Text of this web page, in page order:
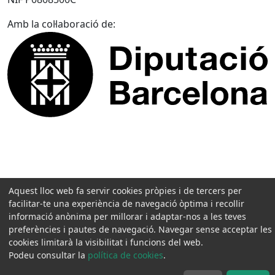
Amb la col·laboració de:
Aquest lloc web fa servir cookies pròpies i de tercers per
facilitar-te una experiència de navegació òptima i recollir
informació anònima per millorar i adaptar-nos a les teves
preferències i pautes de navegació. Navegar sense acceptar les
cookies limitarà la visibilitat i funcions del web.
Podeu consultar la política de cookies.